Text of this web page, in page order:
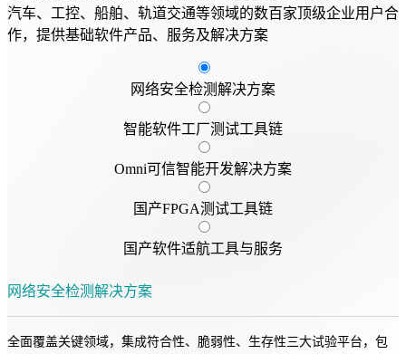
汽车、工控、船舶、轨道交通等领域的数百家顶级企业用户合
作，提供基础软件产品、服务及解决方案
网络安全检测解决方案
智能软件工厂测试工具链
Omni可信智能开发解决方案
国产FPGA测试工具链
国产软件适航工具与服务
网络安全检测解决方案
全面覆盖关键领域，集成符合性、脆弱性、生存性三大试验平台，包